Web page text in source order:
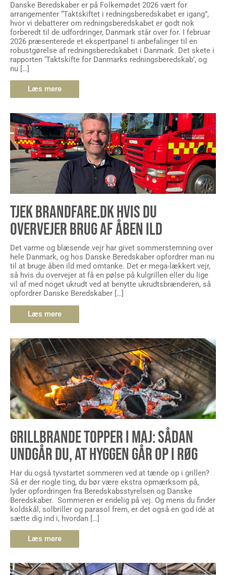
Danske Beredskaber er på Folkemødet 2026 vært for
arrangementer “Taktskiftet i redningsberedskabet er igang”,
hvor vi debatterer om redningsberedskabet er godt nok
forberedt til de udfordringer, Danmark står over for. I februar
2026 præsenterede et ekspertpanel ti anbefalinger til en
robustgørelse af redningsberedskabet i Danmark. Det skete i
rapporten ‘Taktskifte for Danmarks redningsberedskab’, og
nu […]
Læs mere
TJEK BRANDFARE.DK HVIS DU
OVERVEJER BRUG AF ÅBEN ILD
Det varme og blæsende vejr har givet sommerstemning over
hele Danmark, og hos Danske Beredskaber opfordrer man nu
til at bruge åben ild med omtanke. Det er mega-lækkert vejr,
så hvis du overvejer at få en pølse på kulgrillen eller du lige
vil af med noget ukrudt ved at benytte ukrudtsbrænderen, så
opfordrer Danske Beredskaber […]
Læs mere
GRILLBRANDE TOPPER I MAJ: SÅDAN
UNDGÅR DU, AT HYGGEN GÅR OP I RØG
Har du også tyvstartet sommeren ved at tænde op i grillen?
Så er der nogle ting, du bør være ekstra opmærksom på,
lyder opfordringen fra Beredskabsstyrelsen og Danske
Beredskaber. Sommeren er endelig på vej. Og mens du finder
koldskål, solbriller og parasol frem, er det også en god idé at
sætte dig ind i, hvordan […]
Læs mere